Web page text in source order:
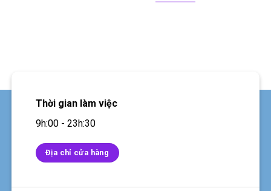
Thời gian làm việc
9h:00 - 23h:30
Địa chỉ cửa hàng